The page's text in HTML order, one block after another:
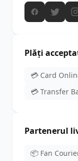
Plăți
💳 Card
💳 Transfer
Partenerul
📦 Fan